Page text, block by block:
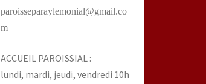
paroisseparaylemonial@gmail.co
m
ACCUEIL PAROISSIAL :
lundi, mardi, jeudi, vendredi 10h